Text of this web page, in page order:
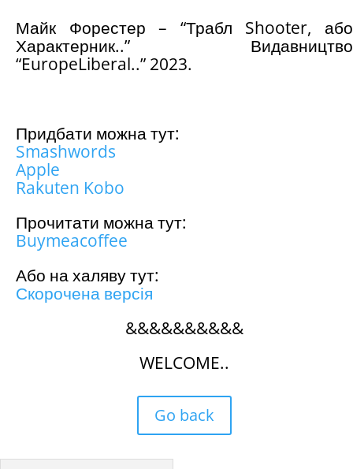
Майк Форестер – “Трабл Shooter, або
Характерник..” Видавництво
“EuropeLiberal..” 2023.
Придбати можна тут:
Smashwords
Apple
Rakuten Kobo
Прочитати можна тут:
Buymeacoffee
Або на халяву тут:
Скорочена версія
&&&&&&&&&&
WELCOME..
Go back